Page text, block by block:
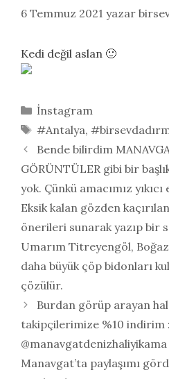
6 Temmuz 2021 yazar
Kedi değil aslan 🙂
Kategoriler
İnstagram
Etiketler
#Antalya,
Bende bilirdim
GÖRÜNTÜLER gibi bir
yok. Çünkü amacımız
Eksik kalan gözden
önerileri sunarak yazıp bir
Umarım Titreyengöl,
daha büyük çöp bidonları
çözülür.
Burdan görüp arayan
takipçilerimize %10 indirim
@manavgatdenizhaliyikama
Manavgat’ta paylaşımı